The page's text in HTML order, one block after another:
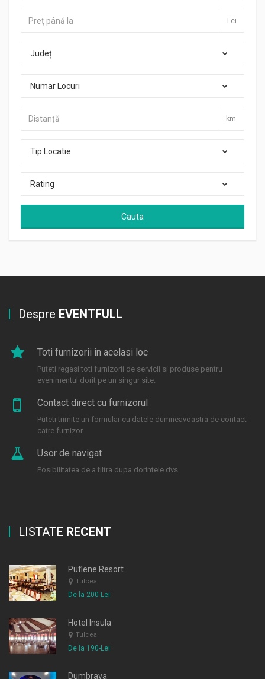
-Lei
Județ
Numar Locuri
km
Tip Locatie
Rating
Cauta
Despre EVENTFULL
Toti furnizorii in acelasi loc
Puteti regasi toti furnizorii de servicii si produse pentru
evenimentul dorit pe un singur site.
Contact direct cu furnizorul
Puteti trimite un formular cu datele dumneavoastra de contact
catre furnizor.
Usor de navigat
Posibilitatea de a filtra dupa dorintele dvs.
LISTATE RECENT
Puflene Resort
Tulcea
De la 200-Lei
Hotel Insula
Tulcea
De la 190-Lei
Dumbrava